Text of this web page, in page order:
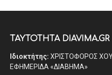
ΤΑΥΤΟΤΗΤΑ DIAVIMA.GR
Ιδιοκτήτης: ΧΡΙΣΤΟΦΟΡΟΣ
ΕΦΗΜΕΡΙΔΑ «ΔΙΑΒΗΜΑ»